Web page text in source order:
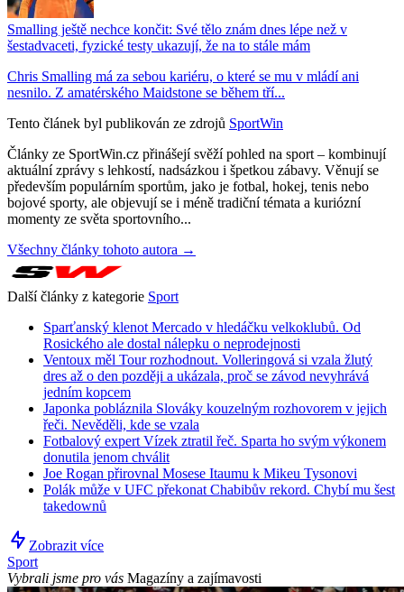
Smalling ještě nechce končit: Své tělo znám dnes lépe než v
šestadvaceti, fyzické testy ukazují, že na to stále mám
Chris Smalling má za sebou kariéru, o které se mu v mládí ani
nesnilo. Z amatérského Maidstone se během tří...
Tento článek byl publikován ze zdrojů SportWin
Články ze SportWin.cz přinášejí svěží pohled na sport – kombinují
aktuální zprávy s lehkostí, nadsázkou i špetkou zábavy. Věnují se
především populárním sportům, jako je fotbal, hokej, tenis nebo
bojové sporty, ale objevují se i méně tradiční témata a kuriózní
momenty ze světa sportovního...
Všechny články tohoto autora →
Další články z kategorie Sport
Sparťanský klenot Mercado v hledáčku velkoklubů. Od
Rosického ale dostal nálepku o neprodejnosti
Ventoux měl Tour rozhodnout. Volleringová si vzala žlutý
dres až o den později a ukázala, proč se závod nevyhrává
jedním kopcem
Japonka pobláznila Slováky kouzelným rozhovorem v jejich
řeči. Nevěděli, kde se vzala
Fotbalový expert Vízek ztratil řeč. Sparta ho svým výkonem
donutila jenom chválit
Joe Rogan přirovnal Mosese Itaumu k Mikeu Tysonovi
Polák může v UFC překonat Chabibův rekord. Chybí mu šest
takedownů
Zobrazit více
Sport
Vybrali jsme pro vás Magazíny a zajímavosti